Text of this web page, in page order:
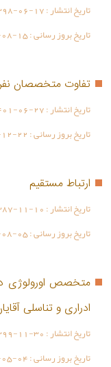
تاریخ انتشار :06-17
تاریخ بروز رسانی :15
تفاوت متخصصان
تاریخ انتشار :06-27
تاریخ بروز رسانی :22
ارتباط مستقیم
تاریخ انتشار :11-10
تاریخ بروز رسانی :05
متخصص اورولوژی
ادراری و تناسلی
تاریخ انتشار :11-30
تاریخ بروز رسانی :04